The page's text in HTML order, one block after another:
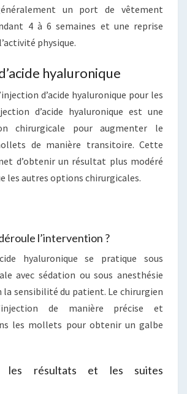
un port de vêtement
4 à 6 semaines et une reprise
physique.
hyaluronique
d’acide hyaluronique pour les
d’acide hyaluronique est une
chirurgicale pour augmenter le
de manière transitoire. Cette
d’obtenir un résultat plus modéré
les autres options chirurgicales.
l’intervention ?
hyaluronique se pratique sous
avec sédation ou sous anesthésie
la sensibilité du patient. Le chirurgien
de manière précise et
les mollets pour obtenir un galbe
les résultats et les suites